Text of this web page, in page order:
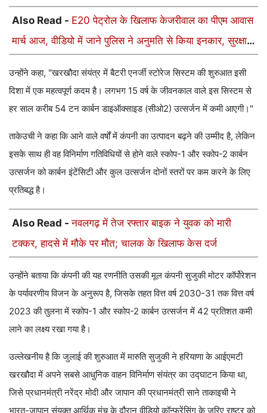
Also Read - E20 पेट्रोल के खिलाफ केजरीवाल का पीएम आवास
मार्च आज, वीडियो में जाने पुलिस ने अनुमति से किया इनकार, सुरक्षा
उन्होंने कहा, "खरखौदा संयंत्र में बैटरी एनर्जी स्टोरेज सिस्टम की शुरुआत इसी
दिशा में एक महत्वपूर्ण कदम है। लगभग 15 वर्ष के जीवनकाल वाले इस सिस्टम से
हर साल करीब 54 टन कार्बन डाइऑक्साइड (सीओ2) उत्सर्जन में कमी आएगी।"
ताकेउची ने कहा कि आने वाले वर्षों में कंपनी का उत्पादन बढ़ने की उम्मीद है, लेकिन
इसके साथ ही वह विनिर्माण गतिविधियों से होने वाले स्कोप-1 और स्कोप-2 कार्बन
उत्सर्जन को कार्बन इंटेंसिटी और कुल उत्सर्जन दोनों स्तरों पर कम करने के लिए
प्रतिबद्ध है।
Also Read -नवलगढ़ में तेज रफ्तार बाइक ने युवक को मारी
टक्कर, हादसे में मौके पर मौत; चालक के खिलाफ केस दर्ज
उन्होंने बताया कि कंपनी की यह रणनीति उसकी मूल कंपनी सुजुकी मोटर कॉर्पोरेशन
के पर्यावरणीय विजन के अनुरूप है, जिसके तहत वित्त वर्ष 2030-31 तक वित्त वर्ष
2023 की तुलना में स्कोप-1 और स्कोप-2 कार्बन उत्सर्जन में 42 प्रतिशत कमी
लाने का लक्ष्य रखा गया है।
उल्लेखनीय है कि जुलाई की शुरुआत में मारुति सुजुकी ने हरियाणा के आईएमटी
खरखौदा में अपने सबसे आधुनिक वाहन विनिर्माण संयंत्र का उद्घाटन किया था,
जिसे प्रधानमंत्री नरेंद्र मोदी और जापान की प्रधानमंत्री साने ताकाइची ने
भारत-जापान संयुक्त आर्थिक मंच के दौरान वीडियो कॉन्फ्रेंसिंग के जरिए राष्ट्र को